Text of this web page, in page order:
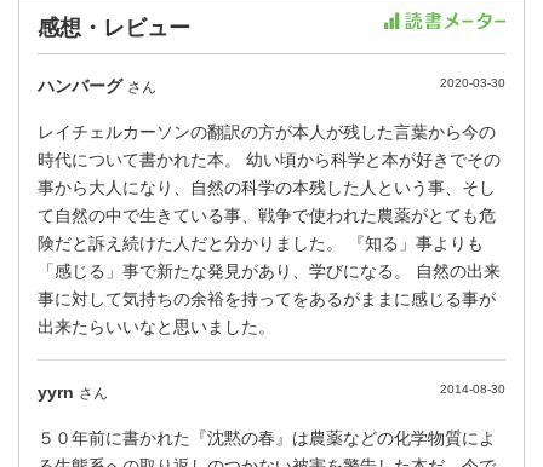
感想・レビュー
ハンバーグ さん 2020-03-30
レイチェルカーソンの翻訳の方が本人が残した言葉から今の
時代について書かれた本。 幼い頃から科学と本が好きでその
事から大人になり、自然の科学の本残した人という事、そし
て自然の中で生きている事、戦争で使われた農薬がとても危
険だと訴え続けた人だと分かりました。 『知る」事よりも
「感じる」事で新たな発見があり、学びになる。 自然の出来
事に対して気持ちの余裕を持ってをあるがままに感じる事が
出来たらいいなと思いました。
yyrn さん 2014-08-30
５０年前に書かれた『沈黙の春』は農薬などの化学物質によ